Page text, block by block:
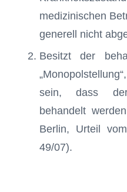
medizinischen
generell nicht
Besitzt der
sein, dass
behandelt
Berlin, Urteil
49/07).